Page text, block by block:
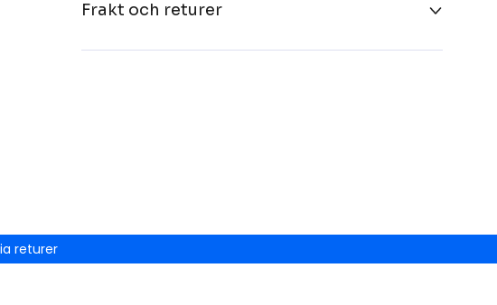
Frakt och returer
returer